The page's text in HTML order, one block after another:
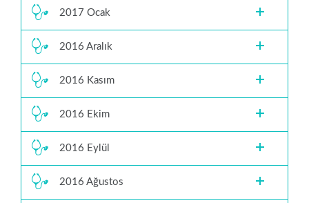
2017 Ocak
2016 Aralık
2016 Kasım
2016 Ekim
2016 Eylül
2016 Ağustos